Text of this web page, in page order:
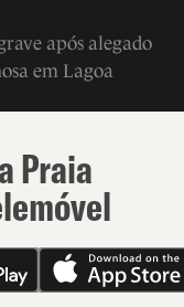
após alegado
em Lagoa
Praia